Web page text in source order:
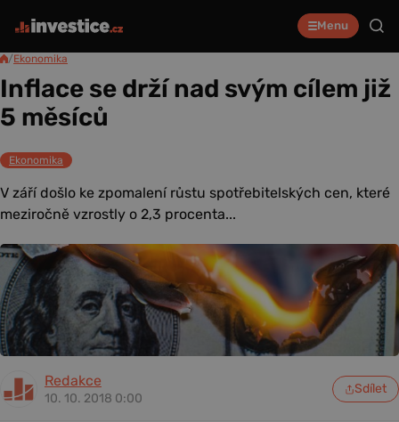
Menu
/Ekonomika
Inflace se drží nad svým cílem již
5 měsíců
Ekonomika
V září došlo ke zpomalení růstu spotřebitelských cen, které
meziročně vzrostly o 2,3 procenta...
Redakce
10. 10. 2018 0:00
Sdílet